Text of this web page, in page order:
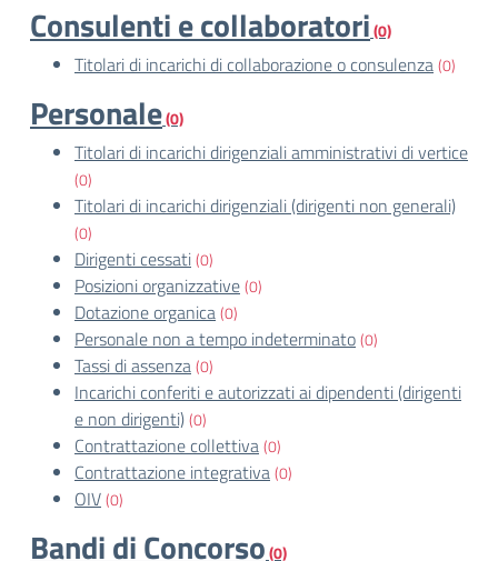
Consulenti e collaboratori(0)
Titolari di incarichi di collaborazione o consulenza(0)
Personale(0)
Titolari di incarichi dirigenziali amministrativi di vertice
(0)
Titolari di incarichi dirigenziali (dirigenti non generali)
(0)
Dirigenti cessati(0)
Posizioni organizzative(0)
Dotazione organica(0)
Personale non a tempo indeterminato(0)
Tassi di assenza(0)
Incarichi conferiti e autorizzati ai dipendenti (dirigenti
e non dirigenti)(0)
Contrattazione collettiva(0)
Contrattazione integrativa(0)
OIV(0)
Bandi di Concorso(0)